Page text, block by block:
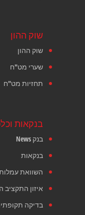
שוק ההון
שוק ההון
שערי מט"ח
תחזיות מט"ח
בנקאות
בנק News
בנקאות
השוואת
איזון
בדיקה